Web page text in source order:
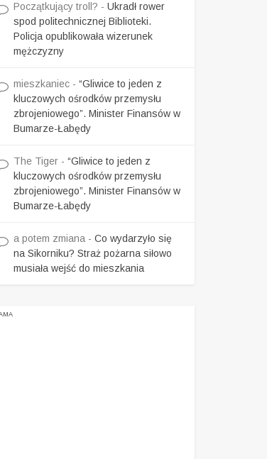
Początkujący troll? - Ukradł rower
spod politechnicznej Biblioteki.
Policja opublikowała wizerunek
mężczyzny
mieszkaniec - “Gliwice to jeden z
kluczowych ośrodków przemysłu
zbrojeniowego”. Minister Finansów w
Bumarze-Łabędy
The Tiger - “Gliwice to jeden z
kluczowych ośrodków przemysłu
zbrojeniowego”. Minister Finansów w
Bumarze-Łabędy
a potem zmiana - Co wydarzyło się
na Sikorniku? Straż pożarna siłowo
musiała wejść do mieszkania